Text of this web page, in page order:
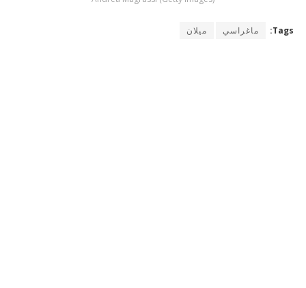
Tags: ماغراسي ميلان